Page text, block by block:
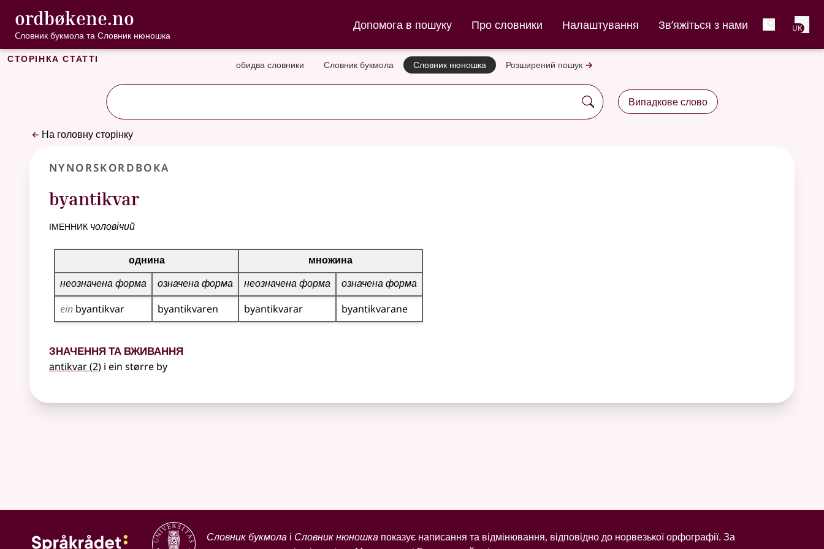
Перейти до основного вмісту
Доступність
ordbøkene.no , Cловник букмола та Словник нюношка
Cловник букмола та Словник нюношка
Допомога в пошуку Про словники Налаштування Зв’яжіться з нами UK
Сторінка статті обидва словники Словник букмола Словник нюношка Розширений пошук
Випадкове слово
На головну сторінку
Nynorskordboka
byantikvar
іменник чоловічий
Таблиця відмінювання для цього іменника
однина
множина
неозначена форма
означена форма неозначена форма
означена форма
ein byantikvar byantikvaren byantikvarar byantikvarane
Значення та вживання
antikvar(2) i ein større by
Словник букмола і Словник нюношка показує написання та відмінювання, відповідно до норвезької орфографії. За